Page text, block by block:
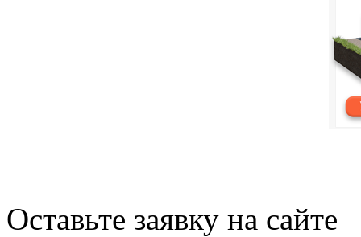
Оставьте заявку на сайте